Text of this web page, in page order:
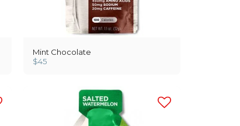
Mint Chocolate
$45